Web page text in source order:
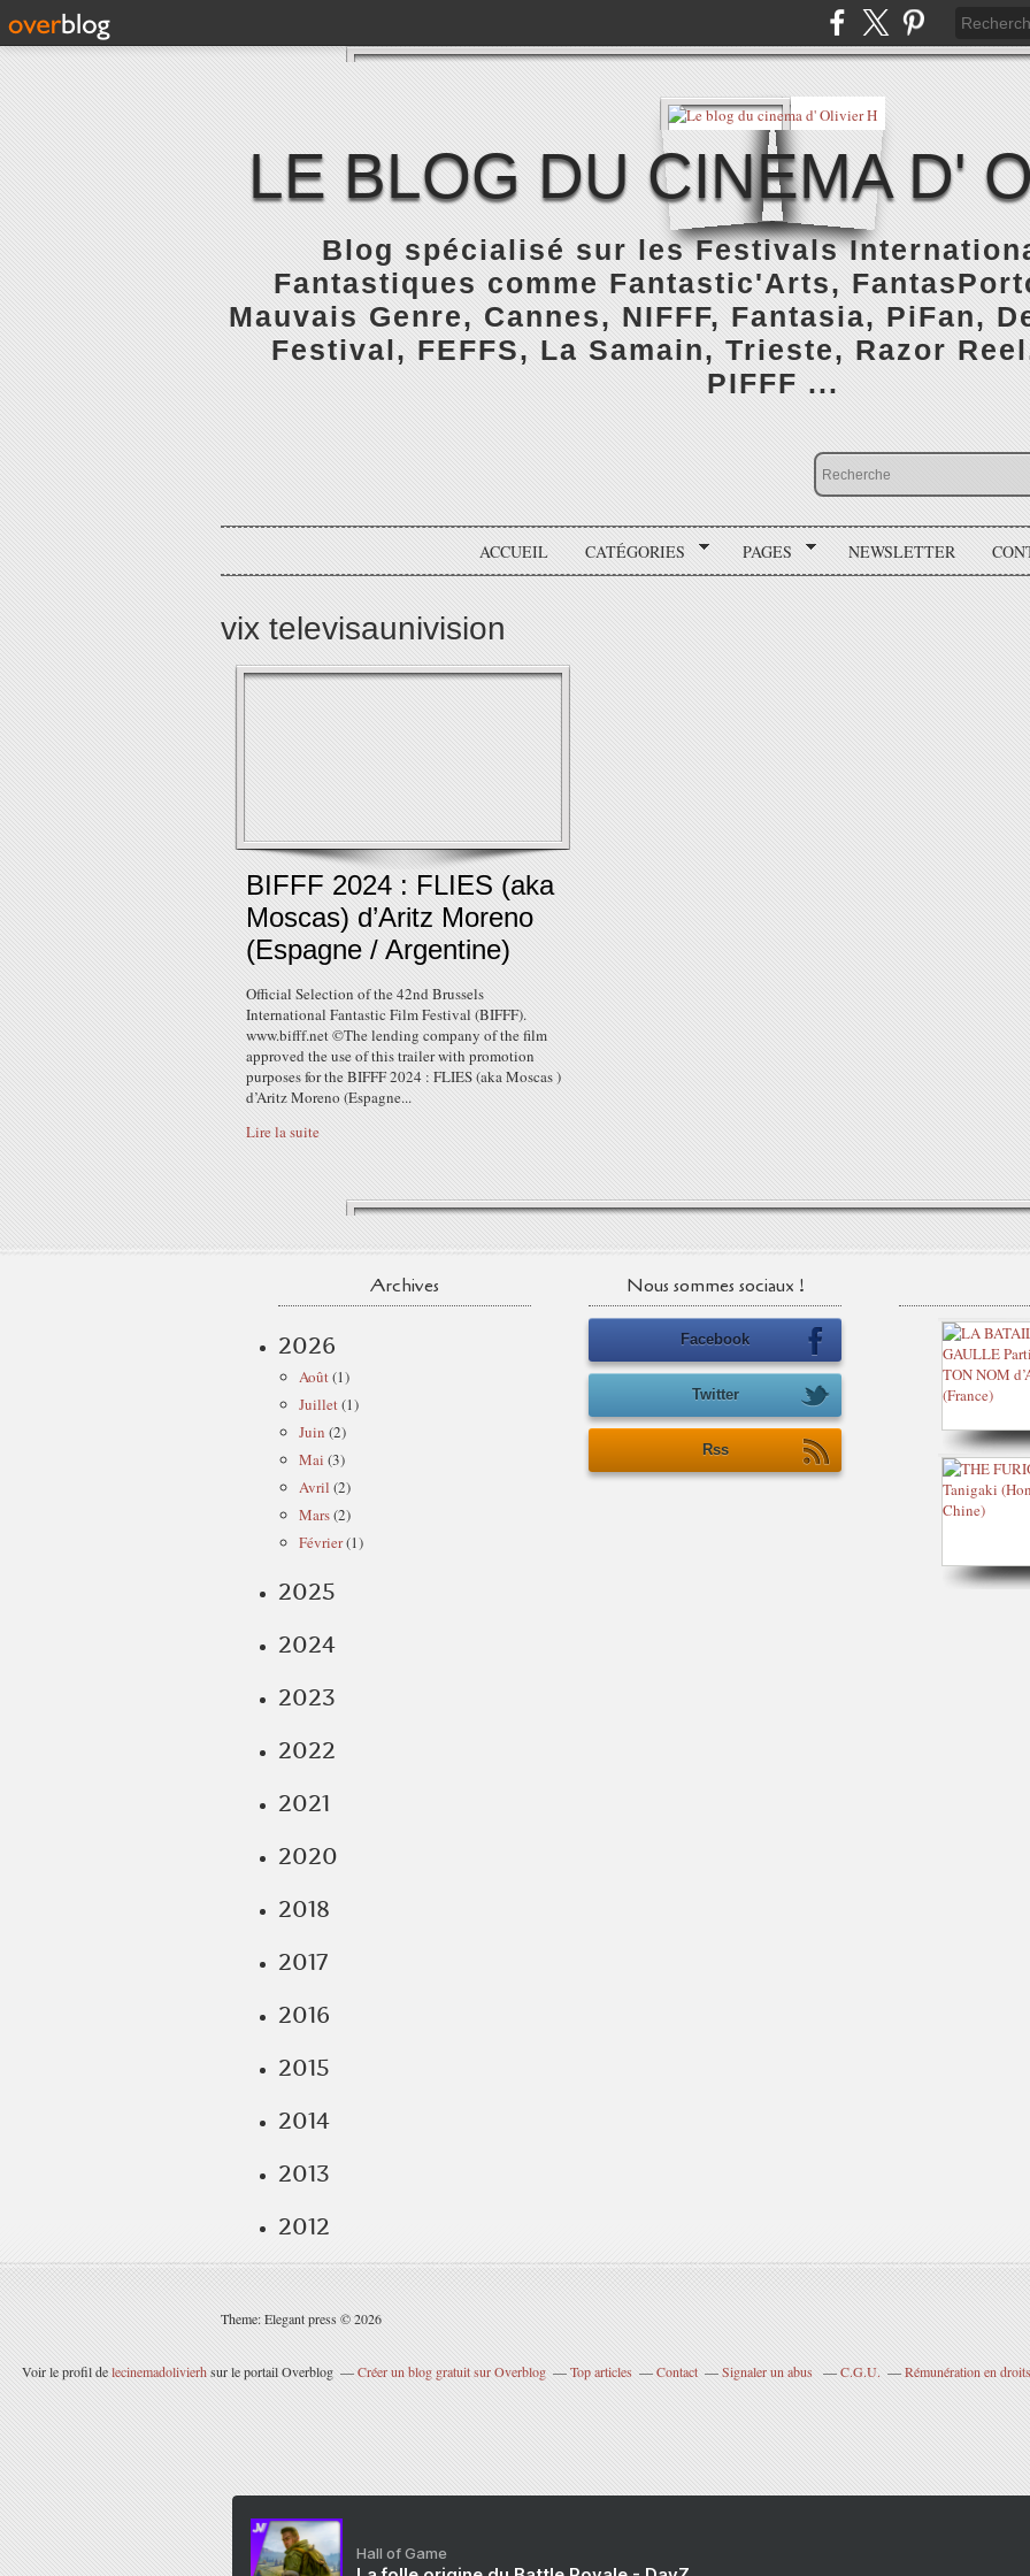
LE BLOG DU CINEMA D'
Blog spécialisé sur les Festivals
Fantastiques comme Fantastic'Arts,
Mauvais Genre, Cannes, NIFFF, Fantasia, PiFan,
Festival, FEFFS, La Samain, Trieste, Razor
PIFFF ...
ACCUEIL CATÉGORIES PAGES NEWSLETTER
vix televisaunivision
BIFFF 2024 : FLIES (aka
Moscas) d’Aritz Moreno
(Espagne / Argentine)
Official Selection of the 42nd Brussels
International Fantastic Film Festival (BIFFF).
www.bifff.net ©The lending company of the film
approved the use of this trailer with promotion
purposes for the BIFFF 2024 : FLIES (aka Moscas )
d’Aritz Moreno (Espagne...
Lire la suite
Archives
2026
Août(1)
Juillet(1)
Juin (2)
Mai (3)
Avril (2)
Mars(2)
Février(1)
2025
2024
2023
2022
2021
2020
2018
2017
2016
2015
2014
2013
2012
Nous sommes sociaux !
Facebook
Twitter
Rss
Theme: Elegant press © 2026
Voir le profil delecinemadolivierhsur le portail Overblog Créer un blog gratuit sur Overblog Top articles Contact Signaler un abus C.G.U. Rémunération en
Hall of Game